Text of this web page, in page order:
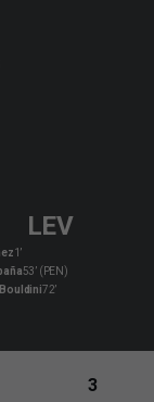
LEV
1’
53’ (PEN)
72’
3